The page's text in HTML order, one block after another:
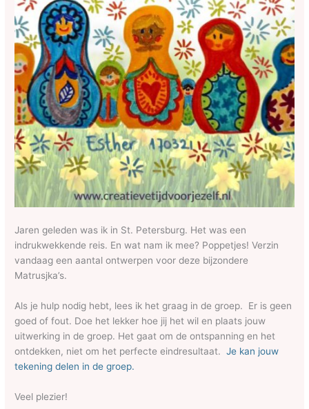
Jaren geleden was ik in St. Petersburg. Het was een
indrukwekkende reis. En wat nam ik mee? Poppetjes! Verzin
vandaag een aantal ontwerpen voor deze bijzondere
Matrusjka’s.
Als je hulp nodig hebt, lees ik het graag in de groep. Er is geen
goed of fout. Doe het lekker hoe jij het wil en plaats jouw
uitwerking in de groep. Het gaat om de ontspanning en het
ontdekken, niet om het perfecte eindresultaat. Je kan jouw
tekening delen in de groep.
Veel plezier!